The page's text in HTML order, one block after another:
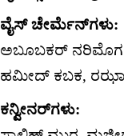
ವೈಸ್ ಚೇರ್ಮೆನ್‌ಗಳು:
ಅಬೂಬಕರ್
ಹಮೀದ್ ಕಬಕ,
ಕನ್ವೀನರ್‌ಗಳು: